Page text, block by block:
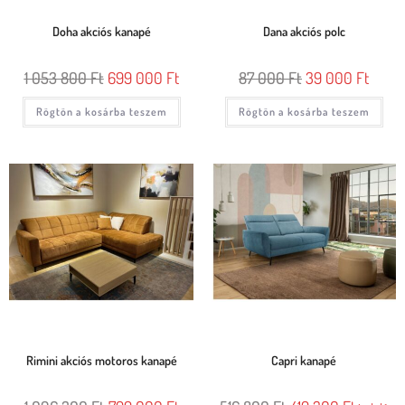
Doha akciós kanapé
1 053 800Ft 699 000 Ft
Rögtön a kosárba teszem
Dana akciós polc
87 000Ft39 000 Ft
Rögtön a kosárba teszem
Rimini akciós motoros kanapé Capri kanapé